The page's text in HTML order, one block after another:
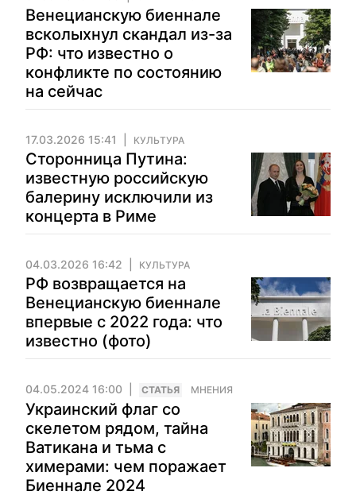
Венецианскую биеннале
всколыхнул скандал из-за
РФ: что известно о
конфликте по состоянию
на сейчас
17.03.2026 15:41 КУЛЬТУРА
Сторонница Путина:
известную российскую
балерину исключили из
концерта в Риме
04.03.2026 16:42 КУЛЬТУРА
РФ возвращается на
Венецианскую биеннале
впервые с 2022 года: что
известно (фото)
04.05.2024 16:00 CТАТЬЯ МНЕНИЯ
Украинский флаг со
скелетом рядом, тайна
Ватикана и тьма с
химерами: чем поражает
Биеннале 2024